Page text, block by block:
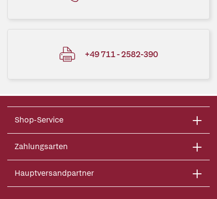
+49 711 - 2582-390
Shop-Service
Zahlungsarten
Hauptversandpartner